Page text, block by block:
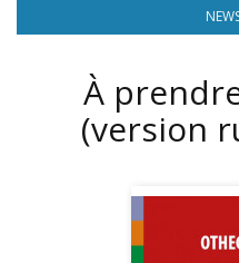
À
(version